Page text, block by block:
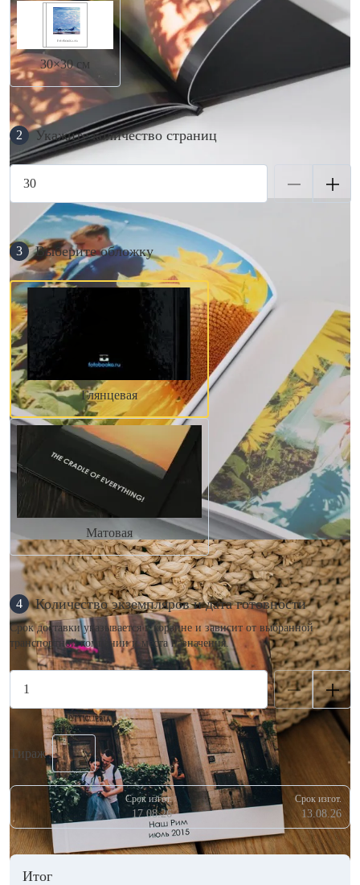
30×30 см
2 Укажите количество страниц
3 Выберите обложку
Глянцевая
Матовая
4 Количество экземпляров и дата готовности
Срок доставки указывается в корзине и зависит от выбранной
транспортной компании и места назначения.
Тираж
Срок изгот.
17.08.26
Срок изгот.
13.08.26
Итог